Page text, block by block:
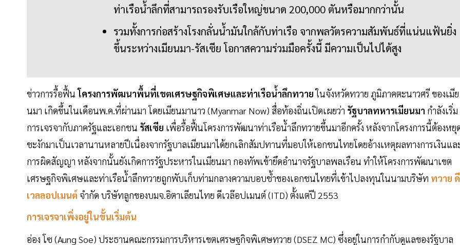
ท่าเรือน้ำลึกที่สามารถรองรับเรือใหญ่ขนาด 200,000 ตันหรือมากกว่านั้น
รวมทั้งการก่อสร้างโรงกลั่นน้ำมันใกล้กับท่าเรือ จากพลวัตรความสัมพันธ์ที่แน่นแฟ้นยิ่ง
ขึ้นระหว่างเมียนมา-รัสเซีย โอกาสความร่วมมือครั้งนี้ มีความเป็นไปได้สูง
ข่าวการรื้อฟื้นโครงการพัฒนาพื้นที่เขตเศรษฐกิจพิเศษและท่าเรือน้ำลึกทวายในจังหวัดทวาย ภูมิภาคตะนาวศรี ของเมีย
นมา เกิดขึ้นในเดือนพ.ค.ที่ผ่านมา โดยเมียนมานาว (Myanmar Now) สื่อท้องถิ่นเปิดเผยว่า รัฐบาลทหารเมียนมา กำลังเริ่ม
การเจรจากับภาครัฐและเอกชน รัสเซีย เพื่อรื้อฟื้นโครงการพัฒนาท่าเรือน้ำลึกทวายขึ้นมาอีกครั้ง หลังจากโครงการนี้ต้องหยุ
ชะงักมาเป็นเวลานานหลายปีเนื่องจากรัฐบาลเมียนมาได้ยกเลิกสัมปทานที่มอบให้เอกชนไทยโดยอ้างเหตุผลทางการเงินแล
การผิดสัญญา หลังจากนั้นยังเกิดการรัฐประหารในเมียนมา กองทัพเข้ายึดอำนาจรัฐบาลพลเรือน ทำให้โครงการพัฒนาเขต
เศรษฐกิจพิเศษและท่าเรือน้ำลึกทวายถูกพับเก็บท่ามกลางความบอบช้ำของเอกชนไทยที่เข้าไปลงทุนในนามบริษัท ทวาย ดี
เวลลอปเมนต์ จำกัด บริษัทลูกของบมจ.อิตาเลียนไทย ดีเวล๊อปเมนต์ (ITD) ตั้งแต่ปี 2553
การเจรจาเพิ่งอยู่ในขั้นเริ่มต้น
อ่อง โซ (Aung Soe) ประธานคณะกรรมการบริหารเขตเศรษฐกิจพิเศษทวาย (DSEZ MC) ซึ่งอยู่ในการกำกับดูแลของรัฐบาล